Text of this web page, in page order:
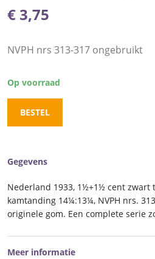
€ 3,75
NVPH nrs 313-317 ongebruikt
Op voorraad
BESTEL
Gegevens
Nederland 1933, 1½+1½ cent
kamtanding 14¼:13¼, NVPH nrs.
originele gom. Een complete serie
Meer informatie